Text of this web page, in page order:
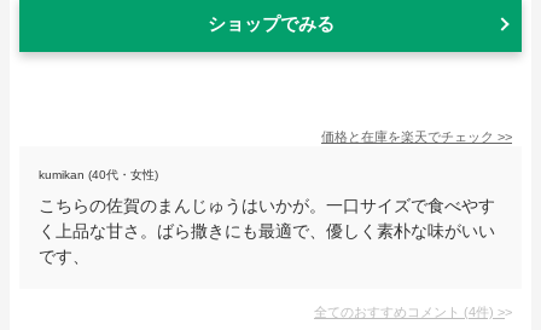
ショップでみる
価格と在庫を楽天でチェック >>
kumikan (40代・女性)
こちらの佐賀のまんじゅうはいかが。一口サイズで食べやす
く上品な甘さ。ばら撒きにも最適で、優しく素朴な味がいい
です、
全てのおすすめコメント (4件) >